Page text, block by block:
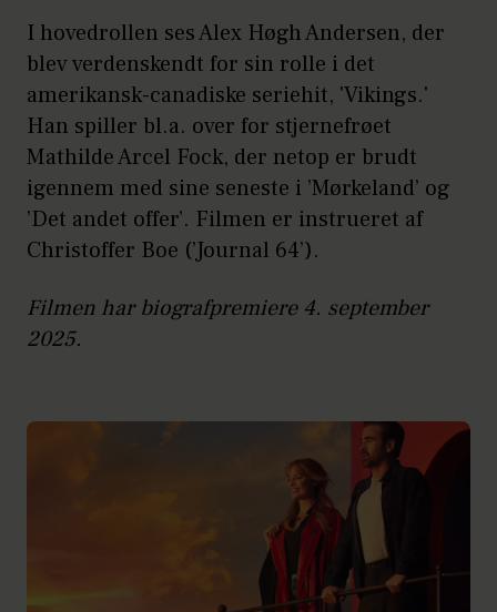
I hovedrollen ses Alex Høgh Andersen, der
blev verdenskendt for sin rolle i det
amerikansk-canadiske seriehit, 'Vikings.'
Han spiller bl.a. over for stjernefrøet
Mathilde Arcel Fock, der netop er brudt
igennem med sine seneste i ’Mørkeland’ og
’Det andet offer’. Filmen er instrueret af
Christoffer Boe (’Journal 64’).
Filmen har biografpremiere 4. september
2025.